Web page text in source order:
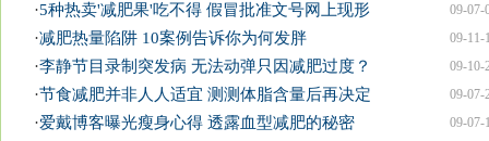
09-07-
·5种热卖'减肥果'吃不得 假冒批准文号网上现形
09-11-
·减肥热量陷阱 10案例告诉你为何发胖
09-10-
·李静节目录制突发病 无法动弹只因减肥过度？
09-07-
·节食减肥并非人人适宜 测测体脂含量后再决定
09-07-
·爱戴博客曝光瘦身心得 透露血型减肥的秘密